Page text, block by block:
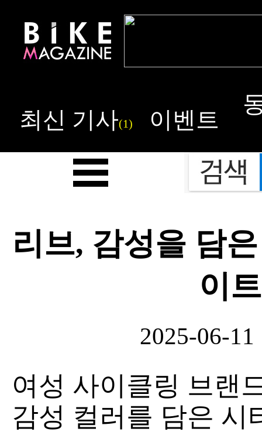
최신 기사(1) 이벤트
리브, 감성을 담
이
2025-06-11
여성 사이클링 브랜
감성 컬러를 담은 시